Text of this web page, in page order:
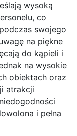
wysoką
co
swojego
na piękne
do kąpieli i
na wysokie
obiektach oraz
atrakcji
i pełna